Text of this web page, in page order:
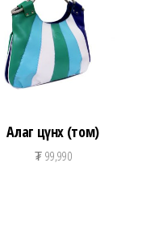
Алаг цүнх (том)
₮99,990